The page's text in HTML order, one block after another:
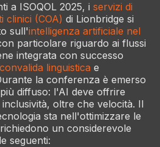
a ISOQOL 2025, i servizi di
clinici (COA) di Lionbridge si
sull'intelligenza artificiale nel
particolare riguardo ai flussi
integrata con successo
convalida linguistica e
la conferenza è emerso
diffuso: l'AI deve offrire
oltre che velocità. Il
sta nell'ottimizzare le
un considerevole
seguenti: